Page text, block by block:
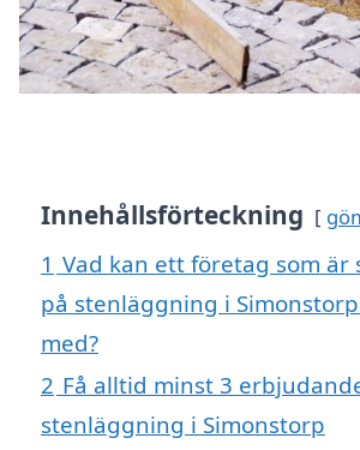
Innehållsförteckning
1 Vad kan ett företag som är
på stenläggning i
med?
2 Få alltid minst 3
stenläggning i Simonstorp